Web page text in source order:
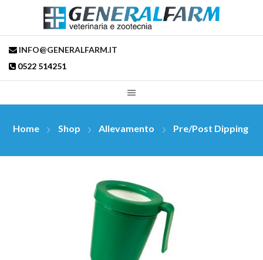
INFO@GENERALFARM.IT
0522 514251
Home Shop Allevamento Pre/post Dipping